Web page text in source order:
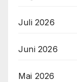
Juli 2026
Juni 2026
Mai 2026